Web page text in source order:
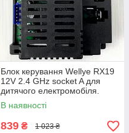
Блок керування Wellye RX19
12V 2.4 GHz socket A для
дитячого електромобіля.
Контролер
В наявності
839 ₴ 1 023 ₴